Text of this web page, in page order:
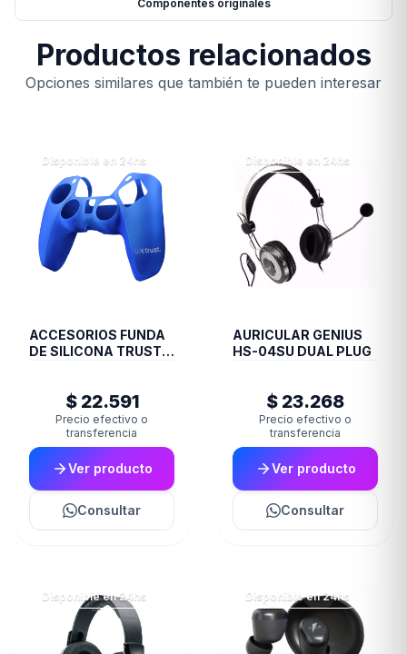
Componentes originales
Productos relacionados
Opciones similares que también te pueden interesar
Disponible en 24hs
ACCESORIOS FUNDA
DE SILICONA TRUST
$ 22.591
Precio efectivo o
transferencia
Ver producto
Consultar
Disponible en 24hs
AURICULAR GENIUS
HS-04SU DUAL PLUG
$ 23.268
Precio efectivo o
transferencia
Ver producto
Consultar
Disponible en 24hs Disponible en 24hs